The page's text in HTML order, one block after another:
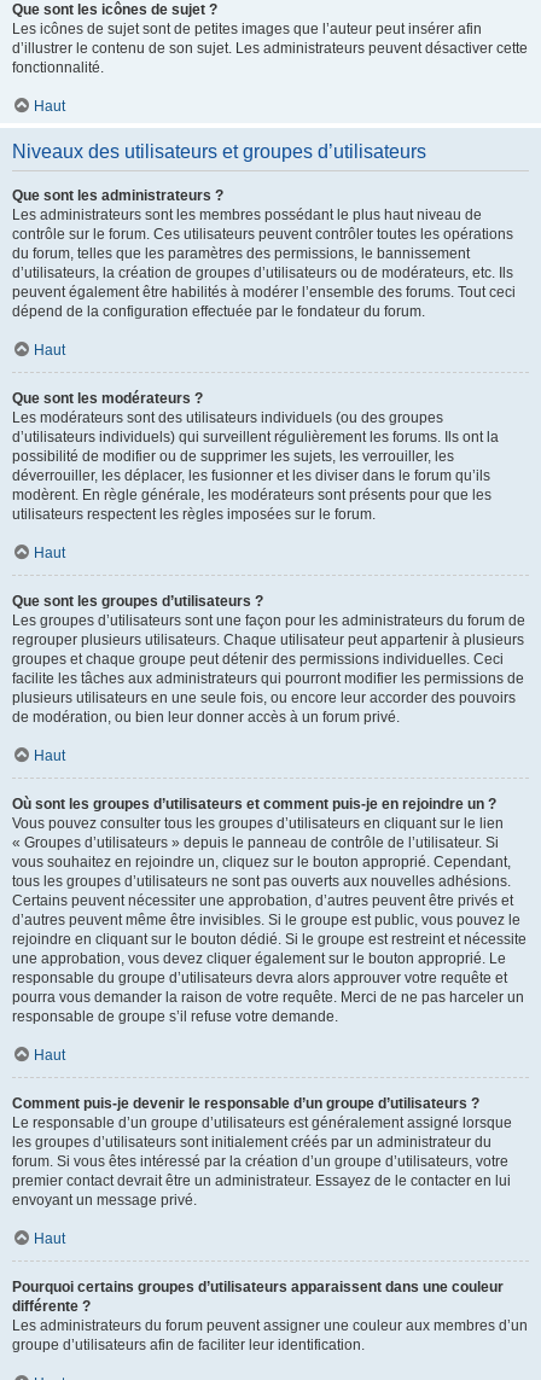
Que sont les icônes de sujet ?
Les icônes de sujet sont de petites images que l’auteur peut insérer afin
d’illustrer le contenu de son sujet. Les administrateurs peuvent désactiver cette
fonctionnalité.
Haut
Niveaux des utilisateurs et groupes d’utilisateurs
Que sont les administrateurs ?
Les administrateurs sont les membres possédant le plus haut niveau de
contrôle sur le forum. Ces utilisateurs peuvent contrôler toutes les opérations
du forum, telles que les paramètres des permissions, le bannissement
d’utilisateurs, la création de groupes d’utilisateurs ou de modérateurs, etc. Ils
peuvent également être habilités à modérer l’ensemble des forums. Tout ceci
dépend de la configuration effectuée par le fondateur du forum.
Haut
Que sont les modérateurs ?
Les modérateurs sont des utilisateurs individuels (ou des groupes
d’utilisateurs individuels) qui surveillent régulièrement les forums. Ils ont la
possibilité de modifier ou de supprimer les sujets, les verrouiller, les
déverrouiller, les déplacer, les fusionner et les diviser dans le forum qu’ils
modèrent. En règle générale, les modérateurs sont présents pour que les
utilisateurs respectent les règles imposées sur le forum.
Haut
Que sont les groupes d’utilisateurs ?
Les groupes d’utilisateurs sont une façon pour les administrateurs du forum de
regrouper plusieurs utilisateurs. Chaque utilisateur peut appartenir à plusieurs
groupes et chaque groupe peut détenir des permissions individuelles. Ceci
facilite les tâches aux administrateurs qui pourront modifier les permissions de
plusieurs utilisateurs en une seule fois, ou encore leur accorder des pouvoirs
de modération, ou bien leur donner accès à un forum privé.
Haut
Où sont les groupes d’utilisateurs et comment puis-je en rejoindre un ?
Vous pouvez consulter tous les groupes d’utilisateurs en cliquant sur le lien
« Groupes d’utilisateurs » depuis le panneau de contrôle de l’utilisateur. Si
vous souhaitez en rejoindre un, cliquez sur le bouton approprié. Cependant,
tous les groupes d’utilisateurs ne sont pas ouverts aux nouvelles adhésions.
Certains peuvent nécessiter une approbation, d’autres peuvent être privés et
d’autres peuvent même être invisibles. Si le groupe est public, vous pouvez le
rejoindre en cliquant sur le bouton dédié. Si le groupe est restreint et nécessite
une approbation, vous devez cliquer également sur le bouton approprié. Le
responsable du groupe d’utilisateurs devra alors approuver votre requête et
pourra vous demander la raison de votre requête. Merci de ne pas harceler un
responsable de groupe s’il refuse votre demande.
Haut
Comment puis-je devenir le responsable d’un groupe d’utilisateurs ?
Le responsable d’un groupe d’utilisateurs est généralement assigné lorsque
les groupes d’utilisateurs sont initialement créés par un administrateur du
forum. Si vous êtes intéressé par la création d’un groupe d’utilisateurs, votre
premier contact devrait être un administrateur. Essayez de le contacter en lui
envoyant un message privé.
Haut
Pourquoi certains groupes d’utilisateurs apparaissent dans une couleur
différente ?
Les administrateurs du forum peuvent assigner une couleur aux membres d’un
groupe d’utilisateurs afin de faciliter leur identification.